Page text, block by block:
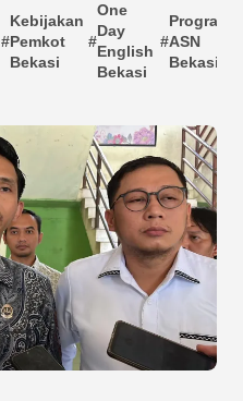
#
Kebijakan
Pemkot
Bekasi
#
One
Day
English
Bekasi
#
Program
ASN
Bekasi